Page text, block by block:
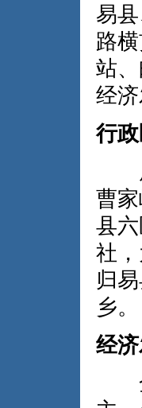
易
路
站
经济
行政
原
曹
县
社
归
乡。
经
全